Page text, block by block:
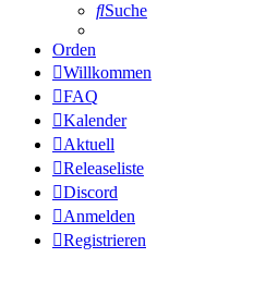
Suche
Orden
Willkommen
FAQ
Kalender
Aktuell
Releaseliste
Discord
Anmelden
Registrieren